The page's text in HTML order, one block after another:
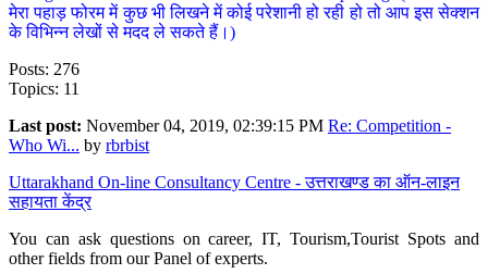
मेरा पहाड़ फोरम में कुछ भी लिखने में कोई परेशानी हो रही हो तो आप इस सेक्शन
के विभिन्न लेखों से मदद ले सकते हैं।)
Posts: 276
Topics: 11
Last post: November 04, 2019, 02:39:15 PM Re: Competition -
Who Wi... by rbrbist
Uttarakhand On-line Consultancy Centre - उत्तराखण्ड का ऑन-लाइन
सहायता केंद्र
You can ask questions on career, IT, Tourism,Tourist Spots and
other fields from our Panel of experts.